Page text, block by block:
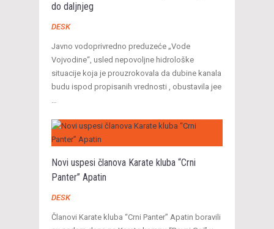
do daljnjeg
DESK
Javno vodoprivredno preduzeće „Vode
Vojvodine“, usled nepovoljne hidrološke
situacije koja je prouzrokovala da dubine kanala
budu ispod propisanih vrednosti , obustavila jee
…
Novi uspesi članova Karate kluba “Crni
Panter” Apatin
DESK
Članovi Karate kluba “Crni Panter” Apatin boravili